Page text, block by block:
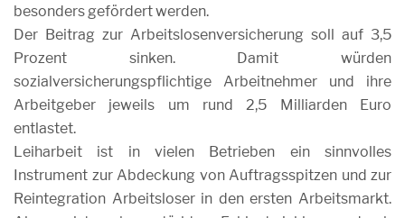
besonders gefördert werden.
Der Beitrag zur Arbeitslosenversicherung soll auf 3,5
Prozent sinken. Damit würden
sozialversicherungspflichtige Arbeitnehmer und ihre
Arbeitgeber jeweils um rund 2,5 Milliarden Euro
entlastet.
Leiharbeit ist in vielen Betrieben ein sinnvolles
Instrument zur Abdeckung von Auftragsspitzen und zur
Reintegration Arbeitsloser in den ersten Arbeitsmarkt.